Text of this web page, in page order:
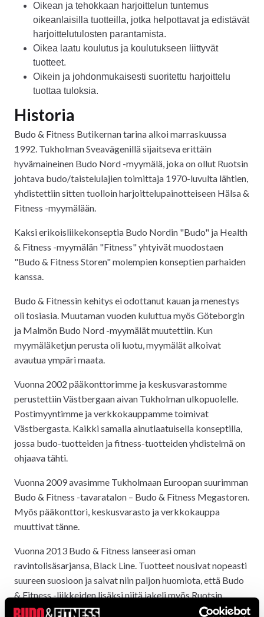
Oikean ja tehokkaan harjoittelun tuntemus
oikeanlaisilla tuotteilla, jotka helpottavat ja edistävät
harjoittelutulosten parantamista.
Oikea laatu koulutus ja koulutukseen liittyvät
tuotteet.
Oikein ja johdonmukaisesti suoritettu harjoittelu
tuottaa tuloksia.
Historia
Budo & Fitness Butikernan tarina alkoi marraskuussa
1992. Tukholman Sveavägenillä sijaitseva erittäin
hyvämaineinen Budo Nord -myymälä, joka on ollut Ruotsin
johtava budo/taistelulajien toimittaja 1970-luvulta lähtien,
yhdistettiin sitten tuolloin harjoittelupainotteiseen Hälsa &
Fitness -myymälään.
Kaksi erikoisliikekonseptia Budo Nordin "Budo" ja Health
& Fitness -myymälän "Fitness" yhtyivät muodostaen
"Budo & Fitness Storen" molempien konseptien parhaiden
kanssa.
Budo & Fitnessin kehitys ei odottanut kauan ja menestys
oli tosiasia. Muutaman vuoden kuluttua myös Göteborgin
ja Malmön Budo Nord -myymälät muutettiin. Kun
myymäläketjun perusta oli luotu, myymälät alkoivat
avautua ympäri maata.
Vuonna 2002 pääkonttorimme ja keskusvarastomme
perustettiin Västbergaan aivan Tukholman ulkopuolelle.
Postimyyntimme ja verkkokauppamme toimivat
Västbergasta. Kaikki samalla ainutlaatuisella konseptilla,
jossa budo-tuotteiden ja fitness-tuotteiden yhdistelmä on
ohjaava tähti.
Vuonna 2009 avasimme Tukholmaan Euroopan suurimman
Budo & Fitness -tavaratalon – Budo & Fitness Megastoren.
Myös pääkonttori, keskusvarasto ja verkkokauppa
muuttivat tänne.
Vuonna 2013 Budo & Fitness lanseerasi oman
ravintolisäsarjansa, Black Line. Tuotteet nousivat nopeasti
suureen suosioon ja saivat niin paljon huomiota, että Budo
& Fitness -liikkeiden lisäksi niitä jakeli myös Ruotsin
toiseksi suurin terveysruokaketju
, jolla on